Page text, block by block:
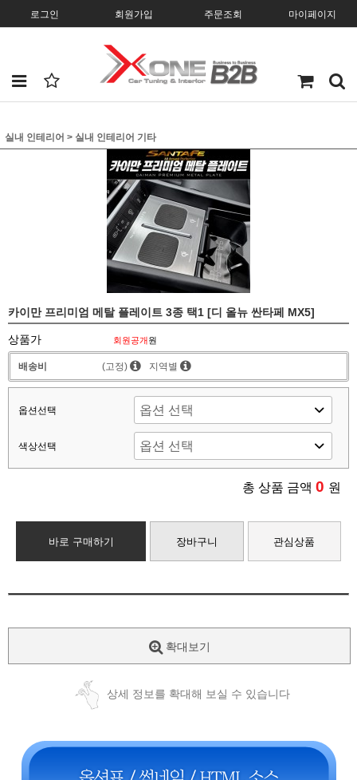
로그인 회원가입 주문조회 마이페이지
실내 인테리어 > 실내 인테리어 기타
카이만 프리미엄 메탈 플레이트 3종 택1 [디 올뉴 싼타페 MX5]
상품가 회원공개원
배송비 (고정) 지역별
옵션선택
색상선택
총 상품 금액 0 원
바로 구매하기 장바구니 관심상품
확대보기
상세 정보를 확대해 보실 수 있습니다